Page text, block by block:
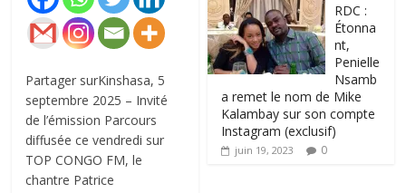
Partager surKinshasa, 5
septembre 2025 – Invité
de l’émission Parcours
diffusée ce vendredi sur
TOP CONGO FM, le
chantre Patrice
RDC :
Étonna
nt,
Penielle
Nsamb
a remet le nom de Mike
Kalambay sur son compte
Instagram (exclusif)
juin 19, 2023 0